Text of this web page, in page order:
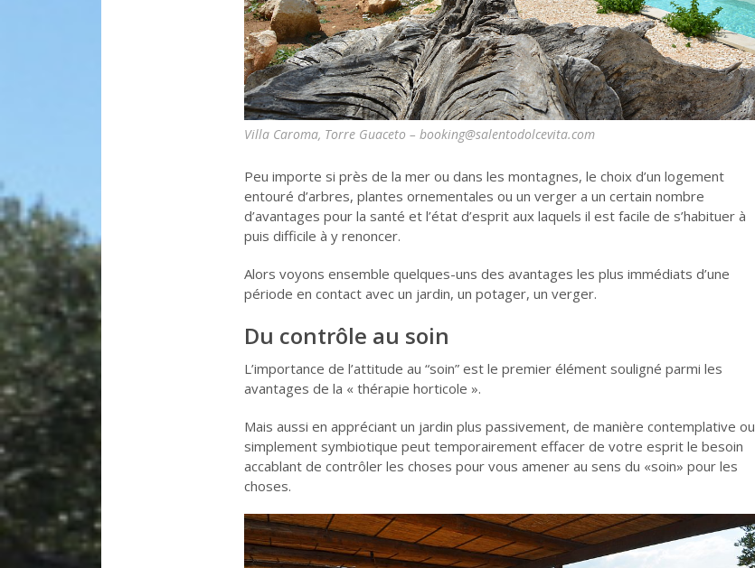
Villa Caroma, Torre Guaceto – booking@salentodolcevita.com
Peu importe si près de la mer ou dans les montagnes, le choix d’un logement
entouré d’arbres, plantes ornementales ou un verger a un certain nombre
d’avantages pour la santé et l’état d’esprit aux laquels il est facile de s’habituer à
puis difficile à y renoncer.
Alors voyons ensemble quelques-uns des avantages les plus immédiats d’une
période en contact avec un jardin, un potager, un verger.
Du contrôle au soin
L’importance de l’attitude au “soin” est le premier élément souligné parmi les
avantages de la « thérapie horticole ».
Mais aussi en appréciant un jardin plus passivement, de manière contemplative ou
simplement symbiotique peut temporairement effacer de votre esprit le besoin
accablant de contrôler les choses pour vous amener au sens du «soin» pour les
choses.